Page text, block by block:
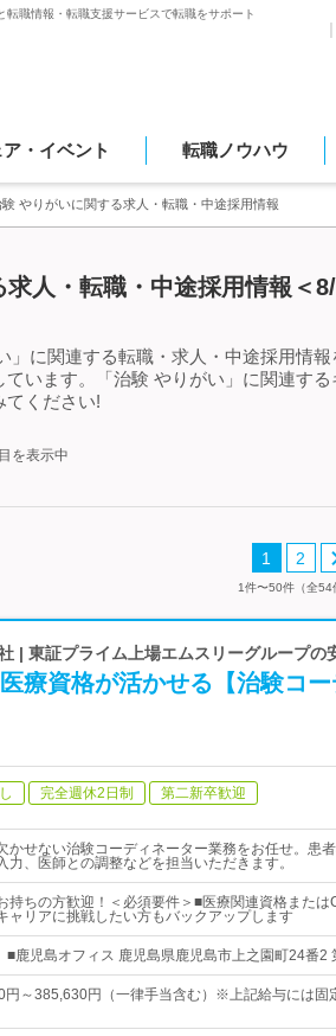
職情報・転職支援サービスで転職をサポート
・イベント 転職ノウハウ
験 やりがいに関する求人・転職・中途採用情報
人・転職・中途採用情報＜
」に関連する転職・求人・中途採用情
います。「治験 やりがい」に関連す
てください!
を表示中
1 2
1件〜50件（全54
| 東証プライム上場エムスリーグループ
医療資格が活かせる【治験コー
完全週休2日制 第二新卒歓迎
かせない治験コーディネーター業務をお任せ。患
力、医師との調整などを担当いただきます。
持ちの方歓迎！＜必須要件＞■医療関連資格また
ャリアに挑戦したい方もバックアップします
■鹿児島オフィス 鹿児島県鹿児島市上之園町24番
円～385,630円（一律手当含む）※上記給与には固